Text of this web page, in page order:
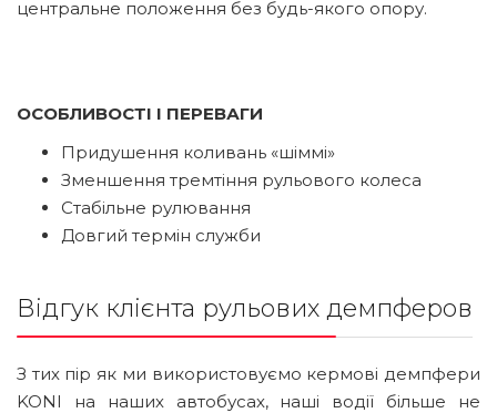
центральне положення без будь-якого опору.
ОСОБЛИВОСТІ І ПЕРЕВАГИ
Придушення коливань «шіммі»
Зменшення тремтіння рульового колеса
Стабільне рулювання
Довгий термін служби
Відгук клієнта рульових демпферов
З тих пір як ми використовуємо кермові демпфери
KONI на наших автобусах, наші водії більше не